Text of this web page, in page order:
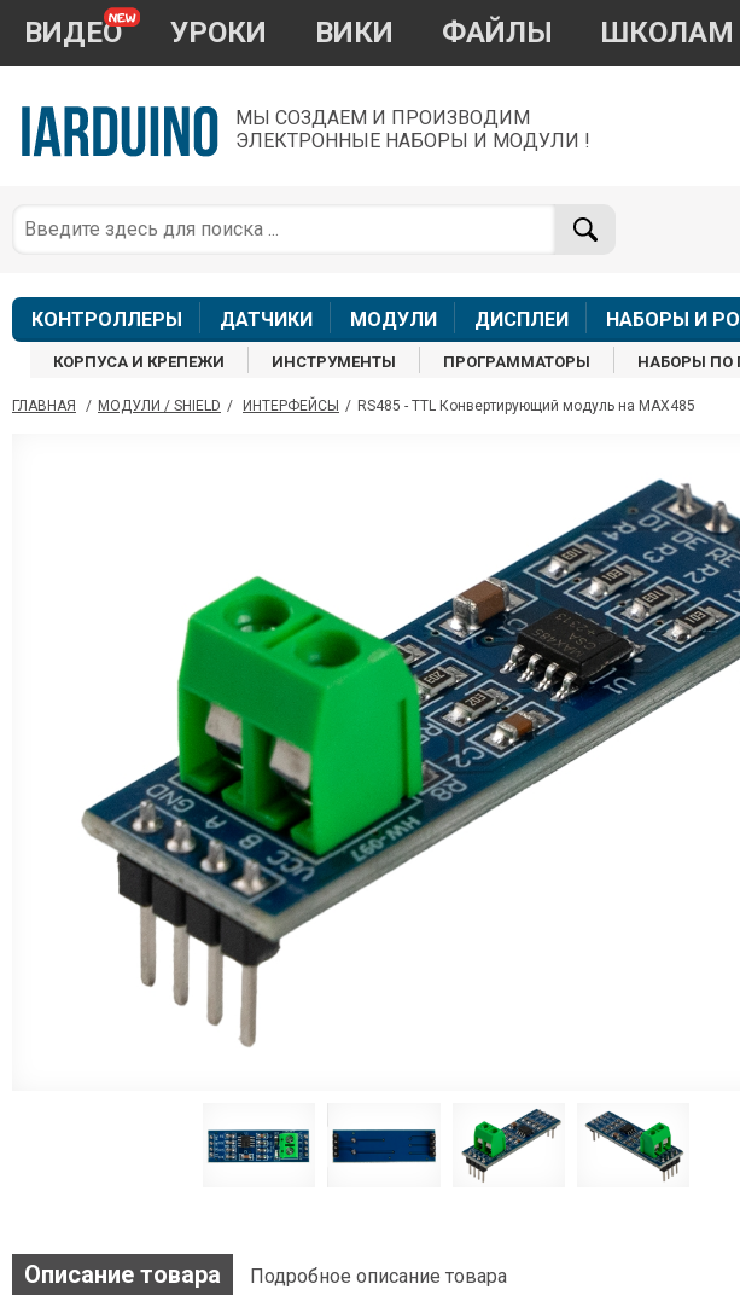
ВИДЕО УРОКИ ВИКИ ФАЙЛЫ ШКОЛАМ
МЫ СОЗДАЕМ И ПРОИЗВОДИМ
ЭЛЕКТРОННЫЕ НАБОРЫ И МОДУЛИ !
КОНТРОЛЛЕРЫ ДАТЧИКИ МОДУЛИ ДИСПЛЕИ НАБОРЫ И
КОРПУСА И КРЕПЕЖИ ИНСТРУМЕНТЫ ПРОГРАММАТОРЫ НАБОРЫ ПО
ГЛАВНАЯ / МОДУЛИ / SHIELD / ИНТЕРФЕЙСЫ / RS485 - TTL Конвертирующий модуль на MAX485
Описание товара Подробное описание товара
По вопросам
+7 968 454 17 38
звонки и аудио сообщения
Менеджер
shop@iarduino.ru
shop@iarduino.ru